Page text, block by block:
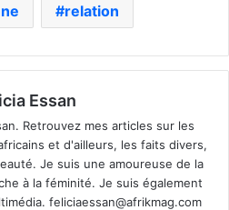
relation
Essan
Retrouvez mes articles sur les
et d'ailleurs, les faits divers,
Je suis une amoureuse de la
à la féminité. Je suis également
feliciaessan@afrikmag.com